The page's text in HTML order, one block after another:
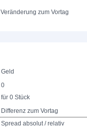
Veränderung zum Vortag
Geld
0
für 0 Stück
Differenz zum Vortag
Spread absolut / relativ